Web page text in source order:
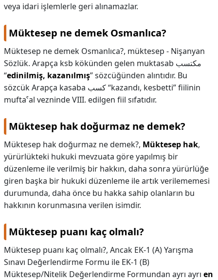
veya idari işlemlerle geri alınamazlar.
Müktesep ne demek Osmanlıca?
Müktesep ne demek Osmanlıca?, müktesep - Nişanyan
Sözlük. Arapça ksb kökünden gelen muktasab مكتسب
“edinilmiş, kazanılmış” sözcüğünden alıntıdır. Bu
sözcük Arapça kasaba كسب “kazandı, kesbetti” fiilinin
muftaˁal vezninde VIII. edilgen fiil sıfatıdır.
Müktesep hak doğurmaz ne demek?
Müktesep hak doğurmaz ne demek?, Müktesep hak,
yürürlükteki hukuki mevzuata göre yapılmış bir
düzenleme ile verilmiş bir hakkın, daha sonra yürürlüğe
giren başka bir hukuki düzenleme ile artık verilememesi
durumunda, daha önce bu hakka sahip olanların bu
hakkının korunmasına verilen isimdir.
Müktesep puanı kaç olmalı?
Müktesep puanı kaç olmalı?, Ancak EK-1 (A) Yarışma
Sınavı Değerlendirme Formu ile EK-1 (B)
Müktesep/Nitelik Değerlendirme Formundan ayrı ayrı en